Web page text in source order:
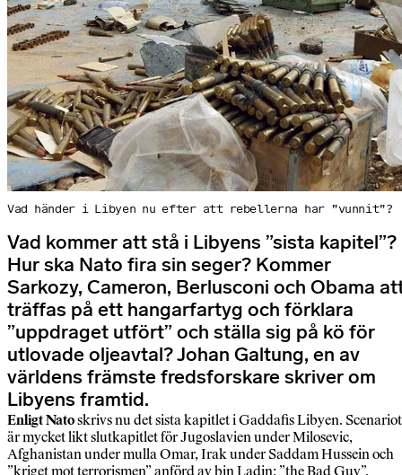
Vad händer i Libyen nu efter att rebellerna har ”vunnit”?
Vad kommer att stå i Libyens ”sista kapitel”?
Hur ska Nato fira sin seger? Kommer
Sarkozy, Cameron, Berlusconi och Obama
träffas på ett hangarfartyg och förklara
”uppdraget utfört” och ställa sig på kö för
utlovade oljeavtal? Johan Galtung, en av
världens främste fredsforskare skriver om
Libyens framtid.
Enligt Natoskrivs nu det sista kapitlet i Gaddafis Libyen. Scenariot
är mycket likt slutkapitlet för Jugoslavien under Milosevic,
Afghanistan under mulla Omar, Irak under Saddam Hussein och
”kriget mot terrorismen” anförd av bin Ladin: ”the Bad Guy”,